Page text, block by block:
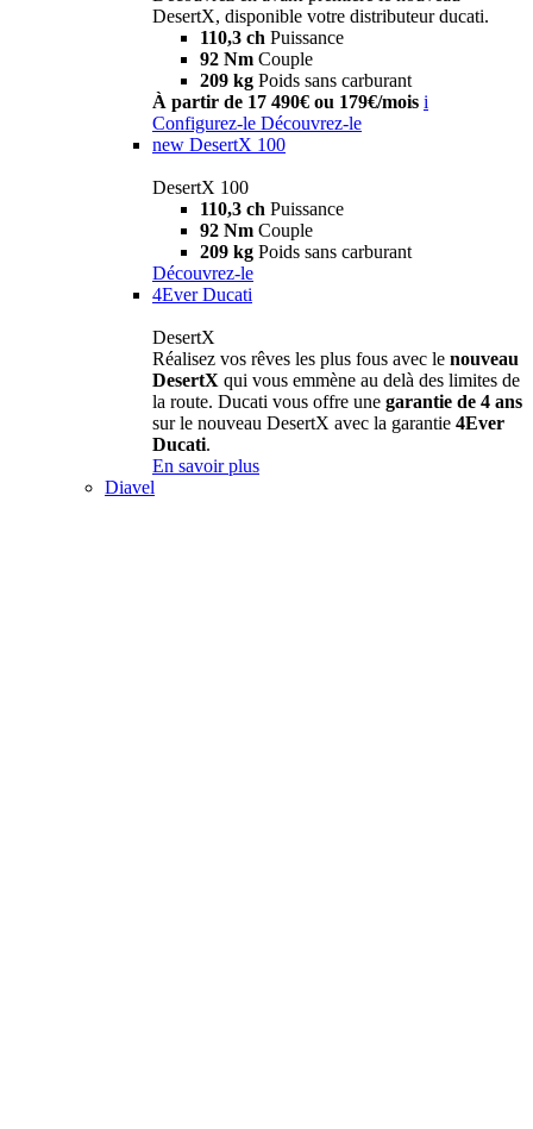
DesertX, disponible votre distributeur ducati.
110,3 ch Puissance
92 Nm Couple
209 kg Poids sans carburant
À partir de 17 490€ ou 179€/mois i
Configurez-le Découvrez-le
new DesertX 100
DesertX 100
110,3 ch Puissance
92 Nm Couple
209 kg Poids sans carburant
Découvrez-le
4Ever Ducati
DesertX
Réalisez vos rêves les plus fous avec le nouveau
DesertX qui vous emmène au delà des limites de
la route. Ducati vous offre une garantie de 4 ans
sur le nouveau DesertX avec la garantie 4Ever
Ducati.
En savoir plus
Diavel